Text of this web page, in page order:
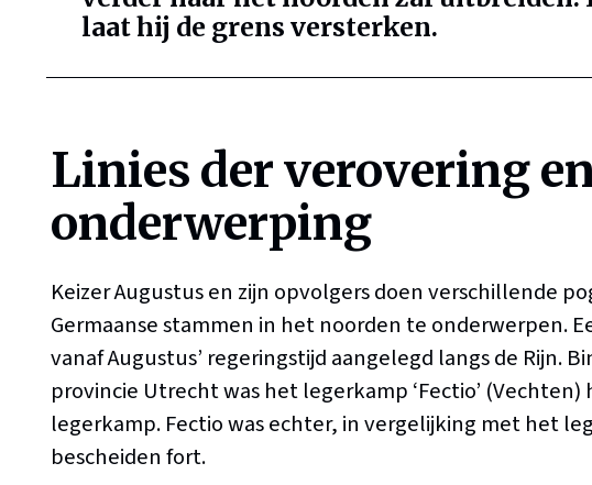
laat hij de grens versterken.
Linies der verovering
onderwerping
Keizer Augustus en zijn opvolgers doen verschillende
Germaanse stammen in het noorden te onderwerpen.
vanaf Augustus’ regeringstijd aangelegd langs de Rijn.
provincie Utrecht was het legerkamp ‘Fectio’
legerkamp. Fectio was echter, in vergelijking met het
bescheiden fort.